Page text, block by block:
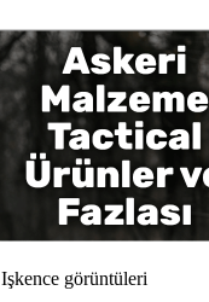
Işkence görüntüleri